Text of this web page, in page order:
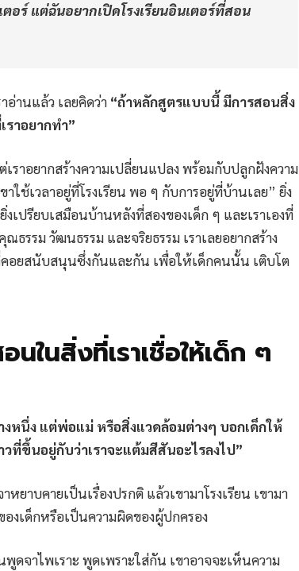
ตอร์ แต่ฉันอยากเปิดโรงเรียนอินเตอร์ที่สอน
อ่านแล้ว เลยคิดว่า “ถ้าหลักสูตรแบบนี้ มีการสอนสิ่ง
าอยากทำ”
เราอยากสร้างความเปลี่ยนแปลง พร้อมกับปลูกฝังความ
ใช้เวลาอยู่ที่โรงเรียน พอ ๆ กับการอยู่ที่บ้านเลย” ยิ่ง
เปรียบเสมือนบ้านหลังที่สองของเด็ก ๆ และเราเองที่
รรม วัฒนธรรม และจริยธรรม เราเลยอยากสร้าง
คอยสนับสนุนซึ่งกันและกัน เพื่อให้เด็กคนนั้น เติบโต
ในสิ่งที่เราเชื่อให้เด็ก ๆ
างหนึ่ง แต่พ่อแม่ หรือสิ่งแวดล้อมต่างๆ บอกเด็กให้
ที่ขึ้นอยู่กับว่าเราจะแต้มสีสันอะไรลงไป”
ยาบคายเป็นเรื่องปรกติ แล้วเขามาโรงเรียน เขามา
งเด็กหรือเป็นความผิดของผู้ปกครอง
ดจาไพเราะ พูดเพราะใส่กัน เขาอาจจะเห็นความ